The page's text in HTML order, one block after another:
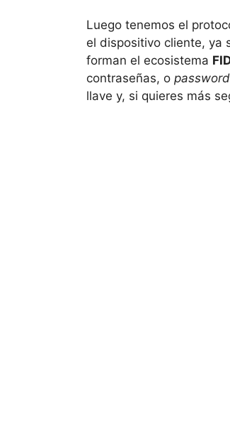
Luego tenemos el
el dispositivo cliente, ya
forman el ecosistema
contraseñas, o
llave y, si quieres más